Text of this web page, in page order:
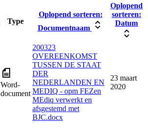
Type
Oplopend sorteren:
Documentnaam
Oplopend
sorteren:
Datum
Word-
document
200323
OVEREENKOMST
TUSSEN DE STAAT
DER
NEDERLANDEN EN
MEDIQ - opm FEZen
MEdiq verwerkt en
afsgestemd met
BJC.docx
23 maart
2020